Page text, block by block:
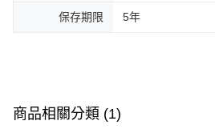
保存期限 5年
商品相關分類 (1)